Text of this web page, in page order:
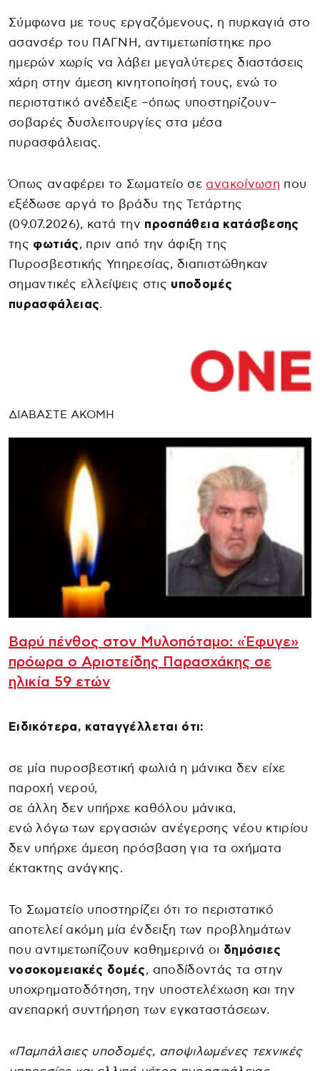
Σύμφωνα με τους εργαζόμενους, η πυρκαγιά στο
ασανσέρ του ΠΑΓΝΗ, αντιμετωπίστηκε προ
ημερών χωρίς να λάβει μεγαλύτερες διαστάσεις
χάρη στην άμεση κινητοποίησή τους, ενώ το
περιστατικό ανέδειξε –όπως υποστηρίζουν–
σοβαρές δυσλειτουργίες στα μέσα
πυρασφάλειας.
Όπως αναφέρει το Σωματείο σε ανακοίνωση που
εξέδωσε αργά το βράδυ της Τετάρτης
(09.07.2026), κατά την προσπάθεια κατάσβεσης
της φωτιάς, πριν από την άφιξη της
Πυροσβεστικής Υπηρεσίας, διαπιστώθηκαν
σημαντικές ελλείψεις στις υποδομές
πυρασφάλειας.
ΔΙΑΒΑΣΤΕ ΑΚΟΜΗ
Βαρύ πένθος στον Μυλοπόταμο: «Έφυγε»
πρόωρα ο Αριστείδης Παρασχάκης σε
ηλικία 59 ετών
Ειδικότερα, καταγγέλλεται ότι:
σε μία πυροσβεστική φωλιά η μάνικα δεν είχε
παροχή νερού,
σε άλλη δεν υπήρχε καθόλου μάνικα,
ενώ λόγω των εργασιών ανέγερσης νέου κτιρίου
δεν υπήρχε άμεση πρόσβαση για τα οχήματα
έκτακτης ανάγκης.
Το Σωματείο υποστηρίζει ότι το περιστατικό
αποτελεί ακόμη μία ένδειξη των προβλημάτων
που αντιμετωπίζουν καθημερινά οι δημόσιες
νοσοκομειακές δομές, αποδίδοντάς τα στην
υποχρηματοδότηση, την υποστελέχωση και την
ανεπαρκή συντήρηση των εγκαταστάσεων.
«Παμπάλαιες υποδομές, αποψιλωμένες τεχνικές